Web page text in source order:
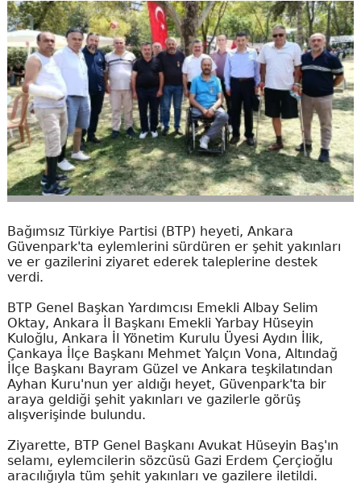
Bağımsız Türkiye Partisi (BTP) heyeti, Ankara
Güvenpark'ta eylemlerini sürdüren er şehit yakınları
ve er gazilerini ziyaret ederek taleplerine destek
verdi.
BTP Genel Başkan Yardımcısı Emekli Albay Selim
Oktay, Ankara İl Başkanı Emekli Yarbay Hüseyin
Kuloğlu, Ankara İl Yönetim Kurulu Üyesi Aydın İlik,
Çankaya İlçe Başkanı Mehmet Yalçın Vona, Altındağ
İlçe Başkanı Bayram Güzel ve Ankara teşkilatından
Ayhan Kuru'nun yer aldığı heyet, Güvenpark'ta bir
araya geldiği şehit yakınları ve gazilerle görüş
alışverişinde bulundu.
Ziyarette, BTP Genel Başkanı Avukat Hüseyin Baş'ın
selamı, eylemcilerin sözcüsü Gazi Erdem Çerçioğlu
aracılığıyla tüm şehit yakınları ve gazilere iletildi.